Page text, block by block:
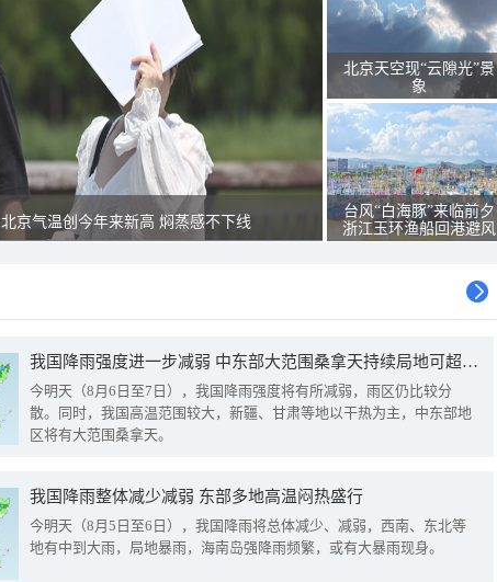
北京气温创今年来新高 焖蒸感不下线
北京天空现“云隙光”景
象
台风“白海豚”来临前夕
浙江玉环渔船回港避风
我国降雨强度进一步减弱 中东部大范围桑拿天持续局地可超38℃
今明天（8月6日至7日），我国降雨强度将有所减弱，雨区仍比较分
散。同时，我国高温范围较大，新疆、甘肃等地以干热为主，中东部地
区将有大范围桑拿天。
我国降雨整体减少减弱 东部多地高温闷热盛行
今明天（8月5日至6日），我国降雨将总体减少、减弱，西南、东北等
地有中到大雨，局地暴雨，海南岛强降雨频繁，或有大暴雨现身。